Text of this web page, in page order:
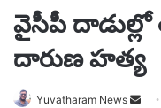
వైసీపీ దాడుల్లో
దారుణ హత్య
Yuvatharam News
Send